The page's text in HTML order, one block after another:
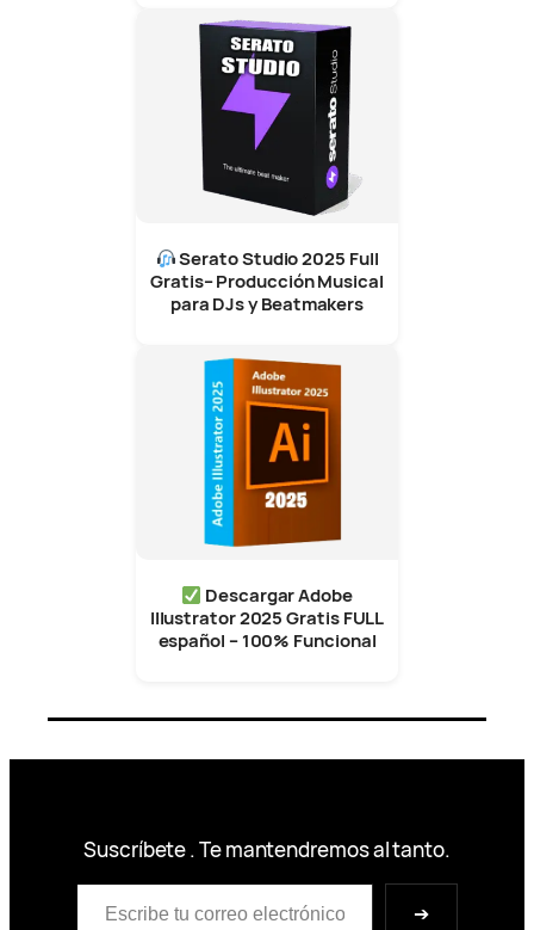
Serato Studio 2025 Full
Gratis– Producción Musical
para DJs y Beatmakers
Descargar Adobe
Illustrator 2025 Gratis FULL
español – 100% Funcional
Suscríbete . Te mantendremos al tanto.
Escribe tu correo electrónico…
➔